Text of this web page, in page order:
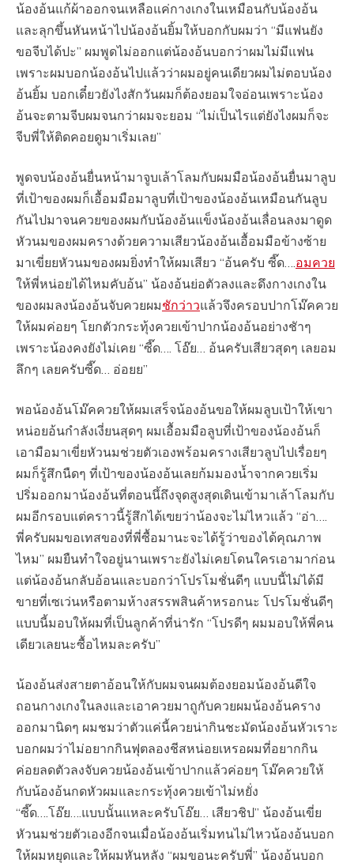
น้องอ้นแก้ผ้าออกจนเหลือแค่กางเกงใน​เหมือนกับน้องอ้น
และลุกขึ้นหันหน้าไปน้องอ้นยิ้มให้บอกกับผมว่า​ “มีแฟนยัง
ขอจีบได้ปะ” ผมพูดไม่ออกแต่น้องอ้นบอกว่าผมไม่มีแฟน
เพราะผมบอกน้องอ้นไปแล้วว่าผมอยู่คนเดียว​ผมไม่ตอบน้อง
อ้นยิ้ม บอกเดี๋ยวยังไงสักวันผมก็ต้องยอมใจอ่อนเพราะน้อง
อ้นจะตามจีบผมจนกว่าผมจะยอม​ “ไม่เป็นไรแต่ยังไงผมก็จะ
จีบพี่ให้ติดคอยดูมาเริ่มเลย”
พูดจบน้องอ้นยื่นหน้ามาจูบเล้าโลม​กับผมมือน้องอ้นยื่นมาลูบ
ที่เป้าของผมก็เอื้อม​มือมาลูบที่เป้าของน้องอ้นเหมือนกันลูบ
กันไปมาจนควยของผมกับน้องอ้นแข็งน้องอ้นเลื่อนลงมาดูด
หัวนมของผมครางด้วยความเสียวน้องอ้นเอื้อมมือข้างซ้าย
มาเขี่ยยหัวนมของผมยิ่งทำให้ผมเสียว​ “อ้นครับ ซี๊ด….อมควย
ให้พี่หน่อยได้ไหมคับอ้น” น้องอ้นย่อตัวลงและดึงกางเกงใน
ของผมลงน้องอ้นจับควยผมชักว่าวแล้วจึงครอบปากโม๊คควย
ให้ผมค่อยๆ โยกตัวกระทุ้งควยเข้าปากน้องอ้นอย่างชัาๆ
เพราะน้องคงยังไม่เคย​ “ซี๊ด…. โอ๊ย… อ้นครับเสียวสุดๆ เลยอม
ลึกๆ เลยครับซี๊ด… อ่อยย”
พอน้องอ้นโม๊คควยให้ผมเสร็จน้องอ้นขอให้ผมลูบเป้าให้เขา
หน่อยอ้นกำลังเงี่ยนสุดๆ ผมเอื้อมมือลูบที่เป้าของน้องอ้นก็
เอามือมาเขี่ยหัวนมช่วยตัวเองพร้อมครางเสียวลูบไปเรื่อยๆ
ผมก็รู้สึกนืดๆ ที่เป้าของน้องอ้นเลยก้มมองน้ำจากควยเริ่ม
ปริ่มออกมาน้องอ้นที่ตอนนึ้ถึงจุดสูงสุดเดินเข้ามาเล้าโลม​กับ
ผมอีกรอบแต่คราวนี้รู้สึกได้เฃยว่าน้องจะไม่ไหวแล้ว​ “อ่า….
พี่ครับผมขอเทสของที่พี่ซื้อมานะจะได้รู้ว่าของได้คุณภาพ​
ไหม” ผมยืนทำใจอยู่นานเพราะยังไม่เคยโดนใครเอามาก่อน
แต่น้องอ้นกลับอ้อนและบอกว่า​โปรโมชั่น​ดีๆ แบบนี้ไม่ได้มี
ขายที่เซเว่นหรือตามห้างสรรพสินค้า​หรอกนะ โปรโมชั่น​ดีๆ
แบบนี้มอบให้ผมที่เป็นลูกค้าที่น่ารัก​ “โปรดีๆ ผมมอบให้พี่คน
เดียวเลยนะซื้อไหมละครับ”
น้องอ้นส่งสายตาอ้อนให้กับผมจนผมต้องยอมน้องอ้นดีใจ
ถอนกางเกงในลงและเอาควยมาถูกับควยผมน้องอ้นคราง
ออกมานิดๆ ผมชมว่าตัวแค่นี้ควยน่ากินชะมัดน้องอ้นหัวเราะ
บอกผมว่าไม่อยากกินฟุตลองชีสหน่อยเหรอผมที่อยากกิน
ค่อยลดตัวลงจับควยน้องอ้นเข้าปากแล้วค่อยๆ โม๊คควยให้
กับน้องอ้นกดหัวผมและกระทุ้งควยเข้าไม่หยั่ง​
“ซี๊ด….โอ๊ย….แบบนั้นแหละครับโอ๊ย… เสียวชิป” น้องอ้นเขี่ย
หัวนมช่วยตัวเองอีกจนเมื่อน้องอ้น​เริ่มทนไม่ไหวน้องอ้นบอก
ให้ผมหยุดและให้ผมหันหลัง​ “ผมขอนะครับพี่” น้องอ้นบอก